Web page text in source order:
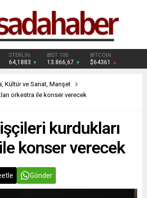
STERLİN
64,1883
BIST 100
13.866,67
BITCOIN
$64361
, Kültür ve Sanat, Manşet
orkestra ile konser verecek
kurdukları
konser verecek
Gönder